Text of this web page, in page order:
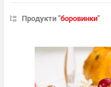
Продукти "боровинки"